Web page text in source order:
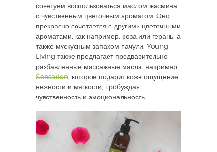
советуем воспользоваться маслом жасмина
с чувственным цветочным ароматом. Оно
прекрасно сочетается с другими цветочными
ароматами, как например, роза или герань, а
также мускусным запахом пачули. Young
Living также предлагает предварительно
разбавленные массажные масла, например,
Sensation , которое подарит коже ощущение
нежности и мягкости, пробуждая
чувственность и эмоциональность.